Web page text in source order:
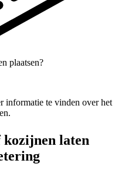
plaatsen?
informatie te vinden over het
laten